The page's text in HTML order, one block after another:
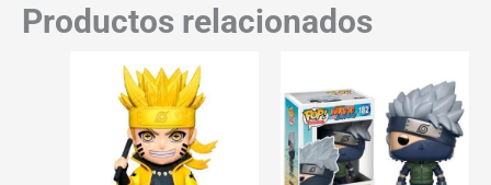
Productos relacionados